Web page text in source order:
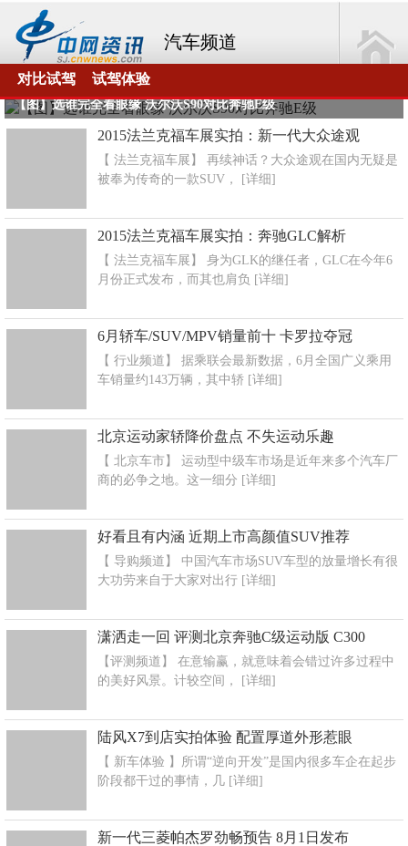
汽车频道
对比试驾 试驾体验
【图】选谁完全看眼缘 沃尔沃S90对比奔驰E级
2015法兰克福车展实拍：新一代大众途观
【 法兰克福车展】 再续神话？大众途观在国内无疑是
被奉为传奇的一款SUV，
[详细]
2015法兰克福车展实拍：奔驰GLC解析
【 法兰克福车展】 身为GLK的继任者，GLC在今年6
月份正式发布，而其也肩负 [详细]
6月轿车/SUV/MPV销量前十 卡罗拉夺冠
【 行业频道】 据乘联会最新数据，6月全国广义乘用
车销量约143万辆，其中轿 [详细]
北京运动家轿降价盘点 不失运动乐趣
【 北京车市】 运动型中级车市场是近年来多个汽车厂
商的必争之地。这一细分 [详细]
好看且有内涵 近期上市高颜值SUV推荐
【 导购频道】 中国汽车市场SUV车型的放量增长有很
大功劳来自于大家对出行 [详细]
潇洒走一回 评测北京奔驰C级运动版 C300
【评测频道】 在意输赢，就意味着会错过许多过程中
的美好风景。计较空间，
[详细]
陆风X7到店实拍体验 配置厚道外形惹眼
【 新车体验 】所谓“逆向开发”是国内很多车企在起步
阶段都干过的事情，几 [详细]
新一代三菱帕杰罗劲畅预告 8月1日发布